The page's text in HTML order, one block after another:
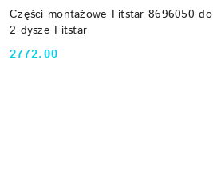
Części montażowe Fitstar 8696050
2 dysze Fitstar
Cena:
2772.00